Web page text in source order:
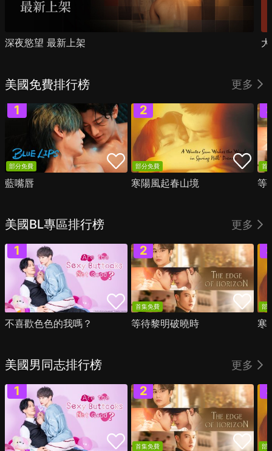
深夜慾望 最新上架
美國免費排行榜 更多
部分免費
藍嘴唇
部分免費
寒陽風起春山境
首
等
美國BL專區排行榜 更多
不喜歡色色的我嗎？
首集免費
等待黎明破曉時
部
寒
美國男同志排行榜 更多
首集免費 部